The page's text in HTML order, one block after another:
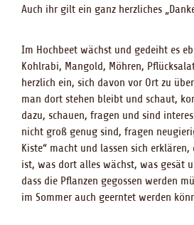
Auch ihr gilt ein ganz herzliches
Im Hochbeet wächst und gedeiht es
Kohlrabi, Mangold, Möhren,
herzlich ein, sich davon vor Ort zu
man dort stehen bleibt und schaut,
dazu, schauen, fragen und sind
nicht groß genug sind, fragen
Kiste“ macht und lassen sich erklären,
ist, was dort alles wächst, was gesät
dass die Pflanzen gegossen werden
im Sommer auch geerntet werden